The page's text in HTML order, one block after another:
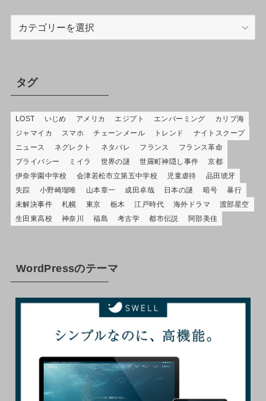
ータグ
LOST いじめ アメリカ エジプト エンバーミング
カリブ海
ジャマイカ
スマホ チェーンメール トレンド
ナイトスクープ
ニュース
ネグレクト ネタバレ フランス
フランス革命
プライバシー
ミイラ 世界の謎 世羅町神隠し事件
京都
伊奈学園中学校
会津若松市立第五中学校 児童虐待
品田琥牙
失踪
小野崎瑠唯 山本章一 成田卓哉 日本の謎 暗号
暴行
未解決事件
札幌 東京 栃木 江戸時代 海外ドラマ
渡部星空
生田東高校
神奈川 福島 考古学 都市伝説 阿部美佳
WordPressのテーマ